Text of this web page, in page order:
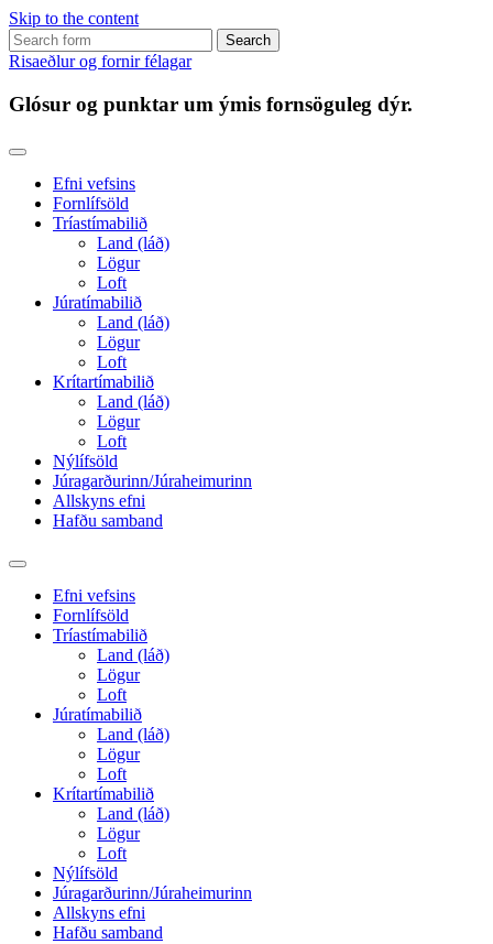
Skip to the content
Search
for:
Risaeðlur og fornir félagar
Glósur og punktar um ýmis fornsöguleg dýr.
Efni vefsins
Fornlífsöld
Tríastímabilið
Land (láð)
Lögur
Loft
Júratímabilið
Land (láð)
Lögur
Loft
Krítartímabilið
Land (láð)
Lögur
Loft
Nýlífsöld
Júragarðurinn/Júraheimurinn
Allskyns efni
Hafðu samband
Toggle
search
field
Efni vefsins
Fornlífsöld
Tríastímabilið
Land (láð)
Lögur
Loft
Júratímabilið
Land (láð)
Lögur
Loft
Krítartímabilið
Land (láð)
Lögur
Loft
Nýlífsöld
Júragarðurinn/Júraheimurinn
Allskyns efni
Hafðu samband